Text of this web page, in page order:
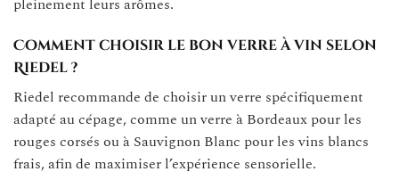
pleinement leurs arômes.
Comment choisir le bon verre à vin selon
Riedel ?
Riedel recommande de choisir un verre spécifiquement
adapté au cépage, comme un verre à Bordeaux pour les
rouges corsés ou à Sauvignon Blanc pour les vins blancs
frais, afin de maximiser l’expérience sensorielle.